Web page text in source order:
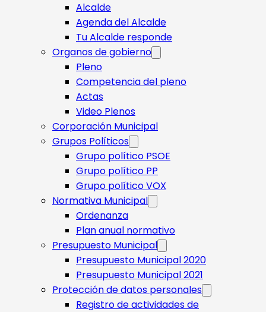
Alcalde
Agenda del Alcalde
Tu Alcalde responde​
Organos de gobierno
Pleno
Competencia del pleno
Actas
Video Plenos
Corporación Municipal
Grupos Políticos
Grupo político PSOE
Grupo político PP
Grupo político VOX
Normativa Municipal
Ordenanza
Plan anual normativo
Presupuesto Municipal
Presupuesto Municipal 2020
Presupuesto Municipal 2021
Protección de datos personales
Registro de actividades de